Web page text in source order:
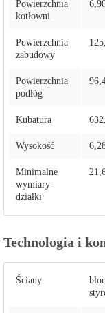
Powierzchnia
kotłowni
Powierzchnia
zabudowy
Powierzchnia
podłóg
Kubatura
Wysokość
Minimalne
wymiary
działki
Technologia i
Ściany